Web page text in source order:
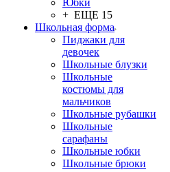
Юбки
+ ЕЩЕ 15
Школьная форма
Пиджаки для
девочек
Школьные блузки
Школьные
костюмы для
мальчиков
Школьные рубашки
Школьные
сарафаны
Школьные юбки
Школьные брюки